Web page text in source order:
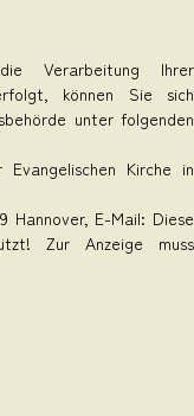
Verarbeitung Ihrer
können Sie sich
unter folgenden
Kirche in
Hannover, E-Mail: Diese
Zur Anzeige muss